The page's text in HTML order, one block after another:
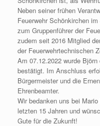
Neben seiner frühen
Feuerwehr Schönkirchen
zum Gruppenführer der
zudem seit 2016 Mitglied
der Feuerwehrtechnischen
Am 07.12.2022 wurde
bestätigt. Im Anschluss
Bürgermeister und die
Ehrenbeamter.
Wir bedanken uns bei
letzten 15 Jahren und
Gute für die Zukunft!